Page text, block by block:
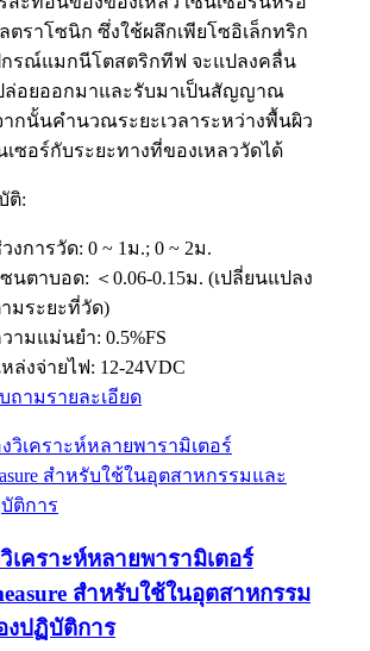
ตราโซนิก ซึ่งใช้ผลึกเพียโซอิเล็กทริก
รณ์แมกนีโตสตริกทีฟ จะแปลงคลื่น
ล่อยออกมาและรับมาเป็นสัญญาณ
กนั้นคำนวณระยะเวลาระหว่างพื้นผิว
เซอร์กับระยะทางที่ของเหลววัดได้
ติ:
งการวัด: 0 ~ 1ม.; 0 ~ 2ม.
นตาบอด: ＜0.06-0.15ม. (เปลี่ยนแปลง
มระยะที่วัด)
ามแม่นยำ: 0.5%FS
ล่งจ่ายไฟ: 12-24VDC
ถามรายละเอียด
เคราะห์หลายพารามิเตอร์
สำหรับใช้ในอุตสาหกรรม
งปฏิบัติการ